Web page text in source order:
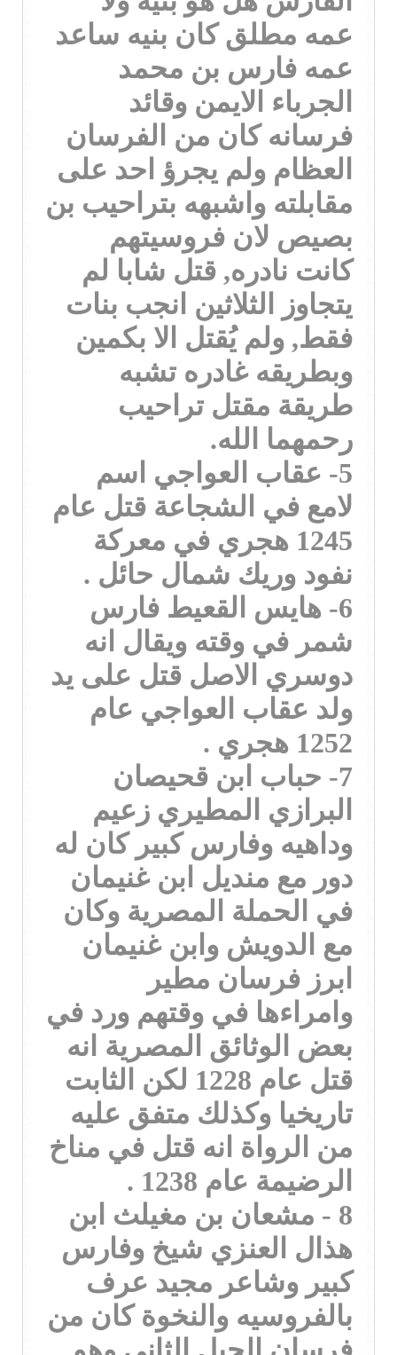
عمه مطلق كان بنيه ساعد
عمه فارس بن محمد
الجرباء الايمن وقائد
فرسانه كان من الفرسان
العظام ولم يجرؤ احد على
مقابلته واشبهه بتراحيب بن
بصيص لان فروسيتهم
كانت نادره, قتل شابا لم
يتجاوز الثلاثين انجب بنات
فقط, ولم يُقتل الا بكمين
وبطريقه غادره تشبه
طريقة مقتل تراحيب
رحمهما الله.
5- عقاب العواجي اسم
لامع في الشجاعة قتل عام
1245 هجري في معركة
نفود وريك شمال حائل .
6- هايس القعيط فارس
شمر في وقته ويقال انه
دوسري الاصل قتل على يد
ولد عقاب العواجي عام
1252 هجري .
7- حباب ابن قحيصان
البرازي المطيري زعيم
وداهيه وفارس كبير كان له
دور مع منديل ابن غنيمان
في الحملة المصرية وكان
مع الدويش وابن غنيمان
ابرز فرسان مطير
وامراءها في وقتهم ورد في
بعض الوثائق المصرية انه
قتل عام 1228 لكن الثابت
تاريخيا وكذلك متفق عليه
من الرواة انه قتل في مناخ
الرضيمة عام 1238 .
8 - مشعان بن مغيلث ابن
هذال العنزي شيخ وفارس
كبير وشاعر مجيد عرف
بالفروسيه والنخوة كان من